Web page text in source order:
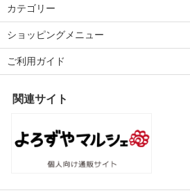
カテゴリー
ショッピングメニュー
ご利用ガイド
関連サイト